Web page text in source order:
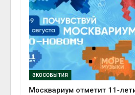
ЭКОСОБЫТИЯ
Москвариум отметит 11-